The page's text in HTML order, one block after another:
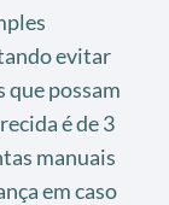
evitar
que possam
é de 3
manuais
em caso